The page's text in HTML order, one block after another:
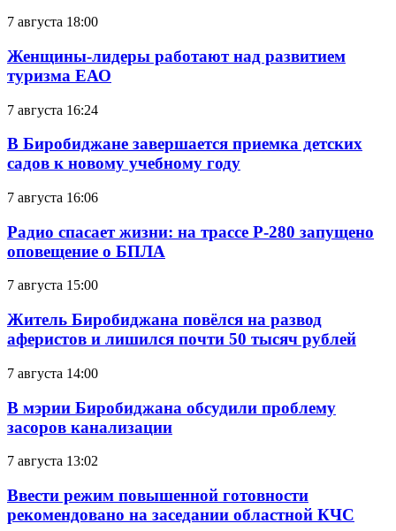
7 августа 18:00
Женщины-лидеры работают над развитием
туризма ЕАО
7 августа 16:24
В Биробиджане завершается приемка детских
садов к новому учебному году
7 августа 16:06
Радио спасает жизни: на трассе Р-280 запущено
оповещение о БПЛА
7 августа 15:00
Житель Биробиджана повёлся на развод
аферистов и лишился почти 50 тысяч рублей
7 августа 14:00
В мэрии Биробиджана обсудили проблему
засоров канализации
7 августа 13:02
Ввести режим повышенной готовности
рекомендовано на заседании областной КЧС